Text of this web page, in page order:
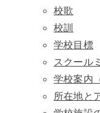
校歌
校訓
学校目標
スクール
学校案内（
所在地と